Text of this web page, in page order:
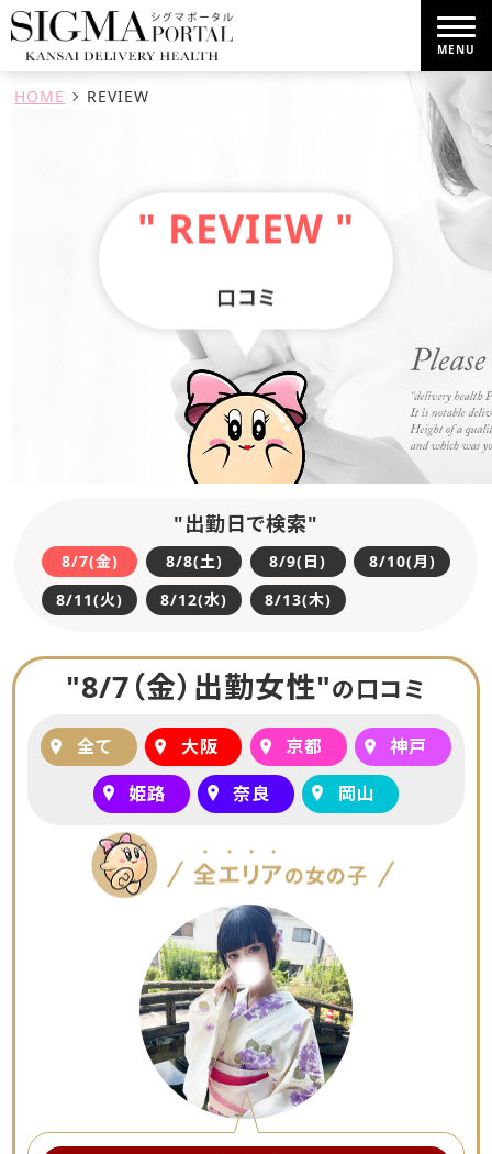
MENU
トップページ 待ち時間
口コミ
新人情報
トピックス
チャット 男性求人
今すぐOK 女性一覧
ランキング 動画
店舗一覧 ホテルリスト
リンク
" REVIEW "
口コミ
HOME REVIEW
"出勤日で検索"
8/7(金) 8/8(土) 8/9(日)
8/10(月)
8/11(火)
8/12(水) 8/13(木)
"8/7（金）出勤女性"の口コミ
全て 大阪 京都
神戸
姫路
奈良 岡山
全エリアの女の子